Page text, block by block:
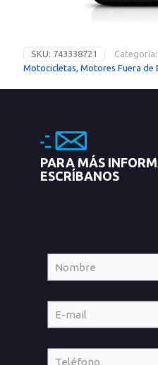
SKU: 743338721 Categoría:
Motocicletas, Motores Fuera de
PARA MÁS
ESCRÍBANOS